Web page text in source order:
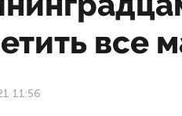
все
11:56